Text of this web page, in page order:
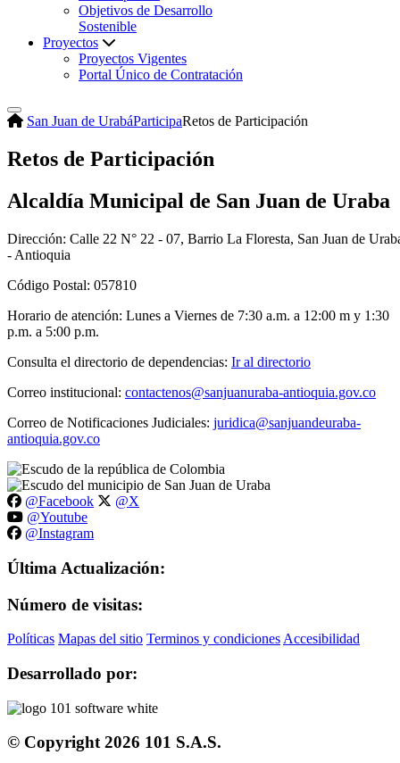
Objetivos de Desarrollo
Sostenible
Proyectos
Proyectos Vigentes
Portal Único de Contratación
San Juan de UrabáParticipaRetos de Participación
Retos de Participación
Alcaldía Municipal de San Juan de Uraba
Dirección: Calle 22 N° 22 - 07, Barrio La Floresta, San Juan de
- Antioquia
Código Postal: 057810
Horario de atención: Lunes a Viernes de 7:30 a.m. a 12:00 m y 1:30
p.m. a 5:00 p.m.
Consulta el directorio de dependencias: Ir al directorio
Correo institucional: contactenos@sanjuanuraba-antioquia.gov.co
Correo de Notificaciones Judiciales: juridica@sanjuandeuraba-
antioquia.gov.co
@Facebook
@X
@Youtube
@Instagram
Última Actualización:
Número de visitas:
Políticas Mapas del sitio Terminos y condiciones Accesibilidad
Desarrollado por:
© Copyright2026 101 S.A.S.